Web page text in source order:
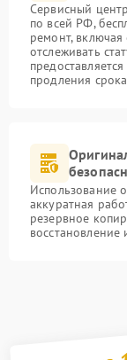
Сервисный
по всей РФ,
ремонт,
отслеживать
продления
Использование
аккуратная
резервное